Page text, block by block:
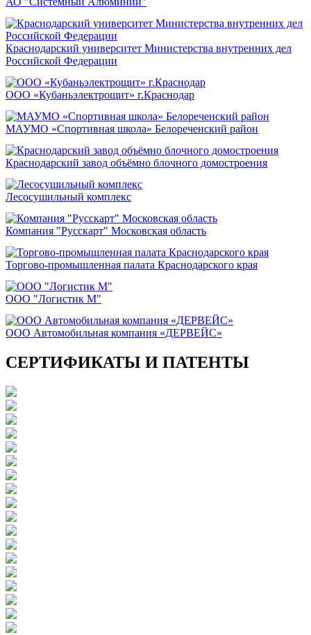
Краснодарский университет Министерства внутренних дел
Российской Федерации
ООО «Кубаньэлектрощит» г.Краснодар
МАУМО «Спортивная школа» Белореченский район
Краснодарский завод объёмно блочного домостроения
Лесосушильный комплекс
Компания "Русскарт" Московская область
Торгово-промышленная палата Краснодарского края
ООО "Логистик М"
ООО Автомобильная компания «ДЕРВЕЙС»
СЕРТИФИКАТЫ И ПАТЕНТЫ